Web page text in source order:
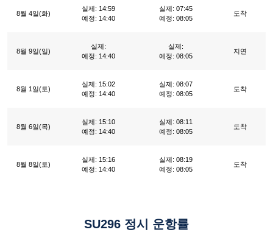
8월 4일(화)
실제: 14:59
예정: 14:40
실제: 07:45
예정: 08:05
도착
8월 9일(일)
실제:
예정: 14:40
실제:
예정: 08:05
지연
8월 1일(토)
실제: 15:02
예정: 14:40
실제: 08:07
예정: 08:05
도착
8월 6일(목)
실제: 15:10
예정: 14:40
실제: 08:11
예정: 08:05
도착
8월 8일(토)
실제: 15:16
예정: 14:40
실제: 08:19
예정: 08:05
도착
SU296 정시 운항률